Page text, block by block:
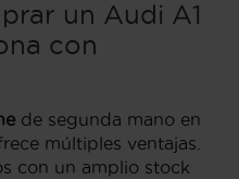
un Audi A1
con
de segunda mano en
múltiples ventajas.
con un amplio stock